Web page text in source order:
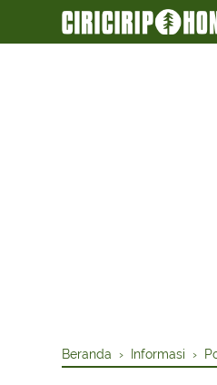
Beranda › Informasi ›